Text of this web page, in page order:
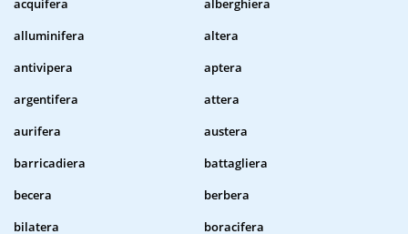
acquifera
alberghiera
alluminifera
altera
antivipera
aptera
argentifera
attera
aurifera
austera
barricadiera
battagliera
becera
berbera
bilatera
boracifera